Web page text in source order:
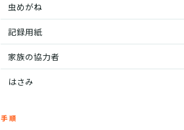
虫めがね
記録用紙
家族の協力者
はさみ
手順